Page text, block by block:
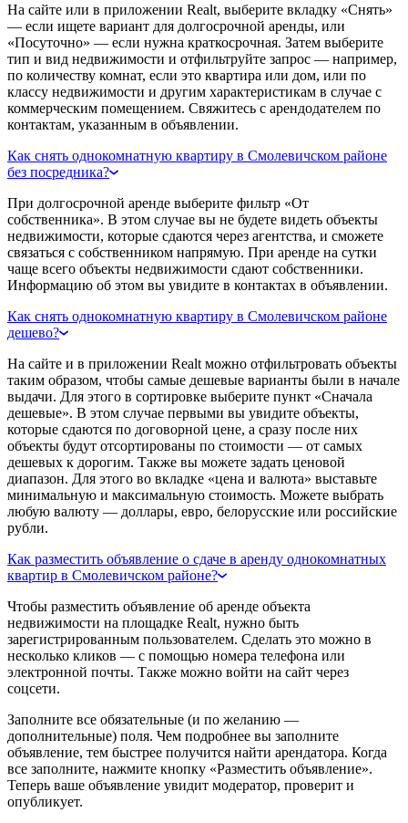
На сайте или в приложении Realt, выберите вкладку «Снять»
— если ищете вариант для долгосрочной аренды, или
«Посуточно» — если нужна краткосрочная. Затем выберите
тип и вид недвижимости и отфильтруйте запрос — например,
по количеству комнат, если это квартира или дом, или по
классу недвижимости и другим характеристикам в случае с
коммерческим помещением. Свяжитесь с арендодателем по
контактам, указанным в объявлении.
Как снять однокомнатную квартиру в Смолевичском районе
без посредника?
При долгосрочной аренде выберите фильтр «От
собственника». В этом случае вы не будете видеть объекты
недвижимости, которые сдаются через агентства, и сможете
связаться с собственником напрямую. При аренде на сутки
чаще всего объекты недвижимости сдают собственники.
Информацию об этом вы увидите в контактах в объявлении.
Как снять однокомнатную квартиру в Смолевичском районе
дешево?
На сайте и в приложении Realt можно отфильтровать объекты
таким образом, чтобы самые дешевые варианты были в начале
выдачи. Для этого в сортировке выберите пункт «Сначала
дешевые». В этом случае первыми вы увидите объекты,
которые сдаются по договорной цене, а сразу после них
объекты будут отсортированы по стоимости — от самых
дешевых к дорогим. Также вы можете задать ценовой
диапазон. Для этого во вкладке «цена и валюта» выставьте
минимальную и максимальную стоимость. Можете выбрать
любую валюту — доллары, евро, белорусские или российские
рубли.
Как разместить объявление о сдаче в аренду однокомнатных
квартир в Смолевичском районе?
Чтобы разместить объявление об аренде объекта
недвижимости на площадке Realt, нужно быть
зарегистрированным пользователем. Сделать это можно в
несколько кликов — с помощью номера телефона или
электронной почты. Также можно войти на сайт через
соцсети.
Заполните все обязательные (и по желанию —
дополнительные) поля. Чем подробнее вы заполните
объявление, тем быстрее получится найти арендатора. Когда
все заполните, нажмите кнопку «Разместить объявление».
Теперь ваше объявление увидит модератор, проверит и
опубликует.